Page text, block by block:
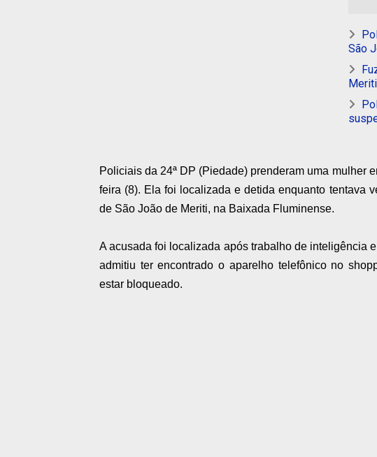
São
Meriti
Policiais da 24ª DP (Piedade) prenderam uma mulher
feira (8). Ela foi localizada e detida enquanto tentava
de São João de Meriti, na Baixada Fluminense.
A acusada foi localizada após trabalho de inteligência
admitiu ter encontrado o aparelho telefônico no
estar bloqueado.